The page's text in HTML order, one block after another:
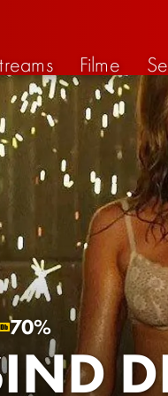
Filme
70%